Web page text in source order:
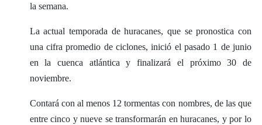
la semana.
La actual temporada de huracanes, que se pronostica con
una cifra promedio de ciclones, inició el pasado 1 de junio
en la cuenca atlántica y finalizará el próximo 30 de
noviembre.
Contará con al menos 12 tormentas con nombres, de las que
entre cinco y nueve se transformarán en huracanes, y por lo